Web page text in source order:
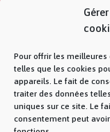
Pour offrir les
telles que les cookies
appareils. Le fait de
traiter des données
uniques sur ce site. Le
consentement peut